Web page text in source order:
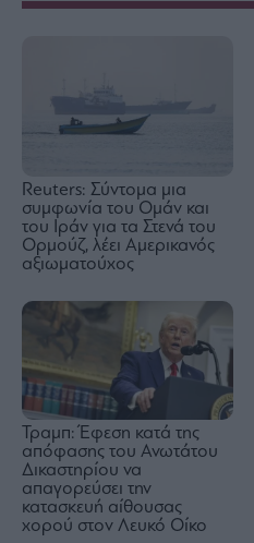
Reuters: Σύντομα μια
συμφωνία του Ομάν και
του Ιράν για τα Στενά του
Ορμούζ, λέει Αμερικανός
αξιωματούχος
Τραμπ: Έφεση κατά της
απόφασης του Ανωτάτου
Δικαστηρίου να
απαγορεύσει την
κατασκευή αίθουσας
χορού στον Λευκό Οίκο